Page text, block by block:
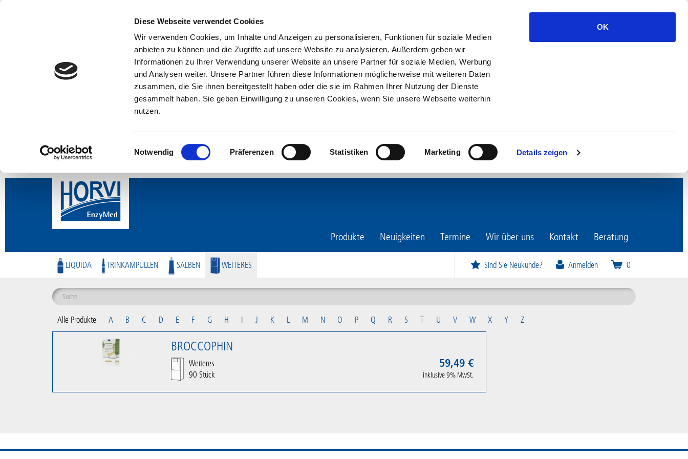
Diese Webseite verwendet Cookies
Wir verwenden Cookies, um Inhalte und Anzeigen zu personalisieren, Funktionen für soziale Medien
anbieten zu können und die Zugriffe auf unsere Website zu analysieren. Außerdem geben wir
Informationen zu Ihrer Verwendung unserer Website an unsere Partner für soziale Medien, Werbung
und Analysen weiter. Unsere Partner führen diese Informationen möglicherweise mit weiteren Daten
zusammen, die Sie ihnen bereitgestellt haben oder die sie im Rahmen Ihrer Nutzung der Dienste
gesammelt haben. Sie geben Einwilligung zu unseren Cookies, wenn Sie unsere Webseite weiterhin
nutzen.
Einwilligungsauswahl
Notwendig Präferenzen Statistiken Marketing Details zeigen
OK
Produkte Neuigkeiten Termine Wir über uns Kontakt Beratung
LIQUIDA TRINKAMPULLEN SALBEN WEITERES Sind Sie Neukunde? Anmelden 0
Alle Produkte A B C D E F G H I J K L M N O P Q R S T U V W X Y Z
BROCCOPHIN
Weiteres
90 Stück
59,49 €
inklusive 9% MwSt.